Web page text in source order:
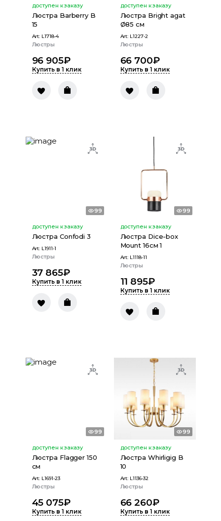
доступен к заказу
Люстра Barberry B
15
Art: L1718-4
Люстры
96 905₽
Купить в 1 клик
доступен к заказу
Люстра Bright agat
Ø85 см
Art: L1227-2
Люстры
66 700₽
Купить в 1 клик
99
доступен к заказу
Люстра Confodi 3
Art: L1911-1
Люстры
37 865₽
Купить в 1 клик
99
доступен к заказу
Люстра Dice-box
Mount 16см 1
Art: L1118-11
Люстры
11 895₽
Купить в 1 клик
99
доступен к заказу
Люстра Flagger 150
см
Art: L1691-23
Люстры
45 075₽
Купить в 1 клик
99
доступен к заказу
Люстра Whirligig B
10
Art: L1136-32
Люстры
66 260₽
Купить в 1 клик